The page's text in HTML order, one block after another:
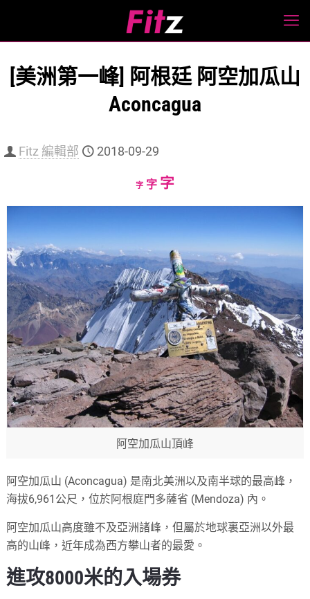
[美洲第一峰] 阿根廷 阿空加瓜山
Aconcagua
Fitz 編輯部 2018-09-29
字Decrease
字Reset
字Increase
阿空加瓜山頂峰
阿空加瓜山 (Aconcagua) 是南北美洲以及南半球的最高峰，
海拔6,961公尺，位於阿根庭門多薩省 (Mendoza) 內。
阿空加瓜山高度雖不及亞洲諸峰，但屬於地球裏亞洲以外最
高的山峰，近年成為西方攀山者的最愛。
進攻8000米的入場券